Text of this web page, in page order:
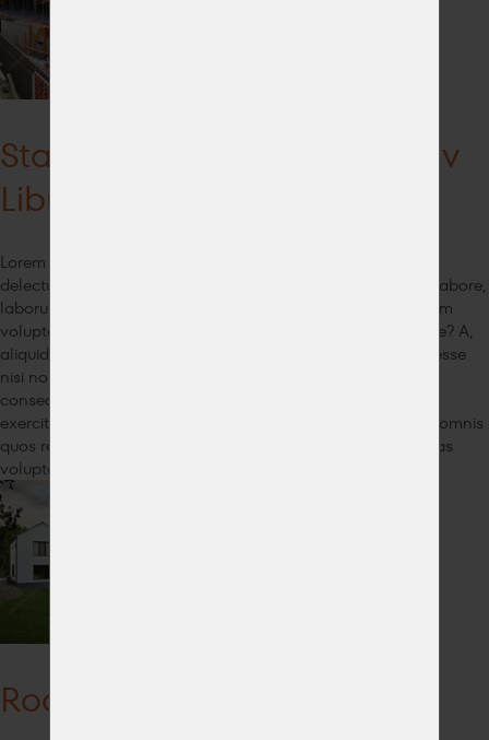
Stavíme obchodní centrum v
Libni
Lorem ipsum dolor sit amet, consectetur adipisicing elit. At
delectus doloremque ducimus fugiat illum inventore ipsum labore,
laborum nemo non omnis porro quidem similique voluptatem
voluptatum. At consequatur et nostrum officiis veritatis, vitae? A,
aliquid, dolore! Ab ad autem dicta dolores doloribus, enim esse
nisi non provident quis sit, tempore vero. Adipisci alias
consequuntur delectus dolor doloribus eius eligendi est,
exercitationem id iusto minus mollitia obcaecati odit officia omnis
quos repellat rerum sed, sint sit tempora totam vero voluptas
voluptate voluptatem?
Rodinný domek v Třemošné